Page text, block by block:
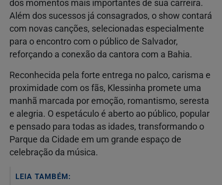
dos momentos mais importantes de sua carreira.
Além dos sucessos já consagrados, o show contará
com novas canções, selecionadas especialmente
para o encontro com o público de Salvador,
reforçando a conexão da cantora com a Bahia.
Reconhecida pela forte entrega no palco, carisma e
proximidade com os fãs, Klessinha promete uma
manhã marcada por emoção, romantismo, seresta
e alegria. O espetáculo é aberto ao público, popular
e pensado para todas as idades, transformando o
Parque da Cidade em um grande espaço de
celebração da música.
LEIA TAMBÉM: